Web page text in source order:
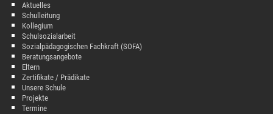
Aktuelles
Schulleitung
Kollegium
Schulsozialarbeit
Sozialpädagogischen Fachkraft (SOFA)
Beratungsangebote
Eltern
Zertifikate / Prädikate
Unsere Schule
Projekte
Termine